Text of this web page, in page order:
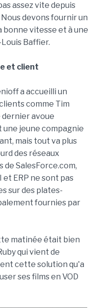
assez vite depuis
devons fournir un
vitesse et à une
Baffier.
et client
a accueilli un
comme Tim
dernier avoue
une jeune compagnie
mais tout va plus
des réseaux
de SalesForce.com,
ERP ne sont pas
sur des plates-
fournies par
matinée était bien
qui vient de
cette solution qu'a
ses films en VOD